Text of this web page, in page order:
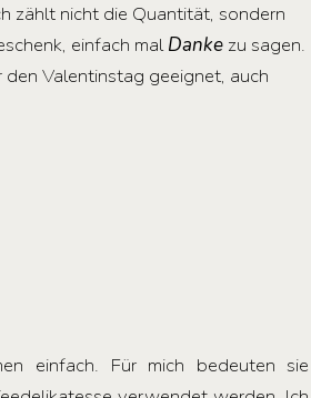
zählt nicht die Quantität, sondern
einfach malDanke zu sagen.
Valentinstag geeignet, auch
einfach. Für mich bedeuten sie